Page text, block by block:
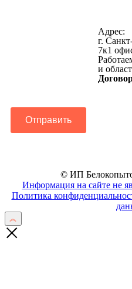
Отправить
Адрес:
г.
7к1
и
© ИП
Информация на сайте не
Политика